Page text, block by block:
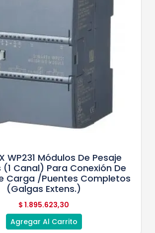
WP231 Módulos De Pesaje
Canal) Para Conexión De
Carga /puentes Completos
(galgas Extens.)
$ 1.895.623,30
Agregar Al Carrito